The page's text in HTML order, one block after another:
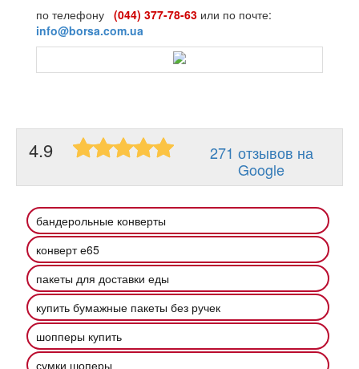
по телефону (044) 377-78-63 или по почте:
info@borsa.com.ua
4.9
271 отзывов на
Google
бандерольные конверты
конверт е65
пакеты для доставки еды
купить бумажные пакеты без ручек
шопперы купить
сумки шоперы